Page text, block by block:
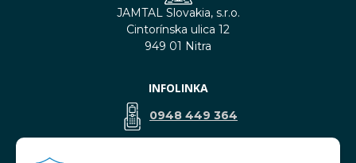
JAMTAL Slovakia, s.r.o.
Cintorínska ulica 12
949 01 Nitra
INFOLINKA
0948 449 364